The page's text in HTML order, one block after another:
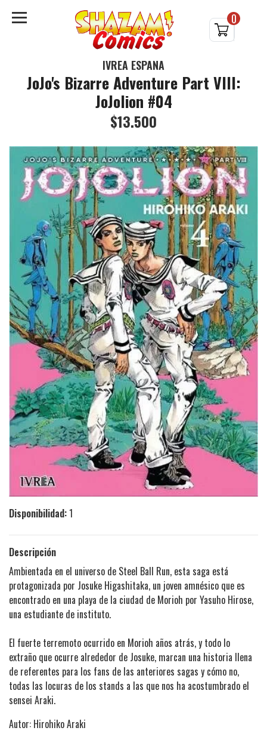
0
IVREA ESPAÑA
JoJo's Bizarre Adventure Part VIII:
JoJolion #04
$13.500
Disponibilidad:1
Descripción
Ambientada en el universo de Steel Ball Run, esta saga está
protagonizada por Josuke Higashitaka, un joven amnésico que es
encontrado en una playa de la ciudad de Morioh por Yasuho Hirose,
una estudiante de instituto.
El fuerte terremoto ocurrido en Morioh años atrás, y todo lo
extraño que ocurre alrededor de Josuke, marcan una historia llena
de referentes para los fans de las anteriores sagas y cómo no,
todas las locuras de los stands a las que nos ha acostumbrado el
sensei Araki.
Autor: Hirohiko Araki